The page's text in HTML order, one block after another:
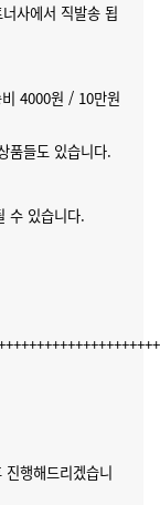
사에서 직발송 됩
4000원 / 10만원
품들도 있습니다.
수 있습니다.
행해드리겠습니